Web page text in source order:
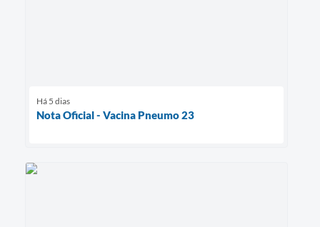
Há 5 dias
Nota Oficial - Vacina Pneumo 23